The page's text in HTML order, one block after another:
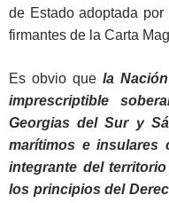
de Estado adoptada
firmantes de la Carta
Es obvio quela
imprescriptible
Georgias del Sur y
marítimos e insulares
integrante del
los principios del